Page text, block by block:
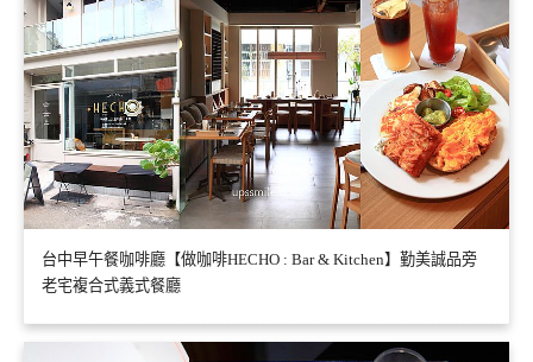
台中早午餐咖啡廳【做咖啡HECHO : Bar & Kitchen】勤美誠品旁
老宅複合式義式餐廳